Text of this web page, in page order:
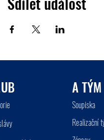
vy
A TÝM
Soupiska
Realizační